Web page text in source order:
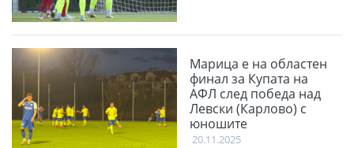
Марица е на областен
финал за Купата на
АФЛ след победа над
Левски (Карлово) с
юношите
20.11.2025